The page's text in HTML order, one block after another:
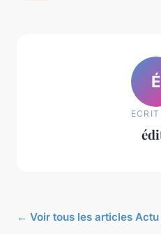
É
ECRIT
← Voir tous les articles Actu